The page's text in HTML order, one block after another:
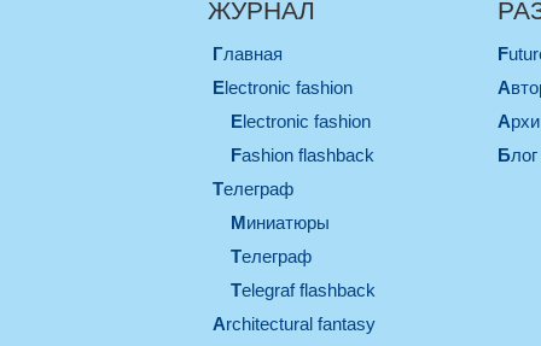
ЖУРНАЛ
Главная
electronic fashion
electronic fashion
Fashion flashback
телеграф
миниатюры
телеграф
Telegraf flashback
architectural fantasy
Блог